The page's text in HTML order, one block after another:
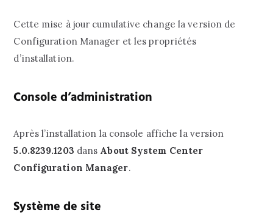
Cette mise à jour cumulative change la version de
Configuration Manager et les propriétés
d’installation.
Console d’administration
Après l’installation la console affiche la version
5.0.8239.1203 dans About System Center
Configuration Manager.
Système de site